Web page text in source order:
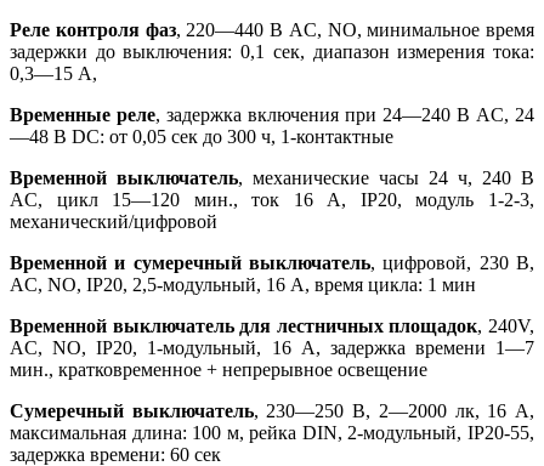
Реле контроля фаз, 220—440 В AC, NO, минимальное время
задержки до выключения: 0,1 сек, диапазон измерения тока:
0,3—15 А,
Временные реле, задержка включения при 24—240 В AC, 24
—48 В DC: от 0,05 сек до 300 ч, 1-контактные
Временной выключатель, механические часы 24 ч, 240 В
AC, цикл 15—120 мин., ток 16 А, IP20, модуль 1-2-3,
механический/цифровой
Временной и сумеречный выключатель, цифровой, 230 В,
AC, NO, IP20, 2,5-модульный, 16 A, время цикла: 1 мин
Временной выключатель для лестничных площадок, 240V,
AC, NO, IP20, 1-модульный, 16 A, задержка времени 1—7
мин., кратковременное + непрерывное освещение
Сумеречный выключатель, 230—250 В, 2—2000 лк, 16 А,
максимальная длина: 100 м, рейка DIN, 2-модульный, IP20-55,
задержка времени: 60 сек